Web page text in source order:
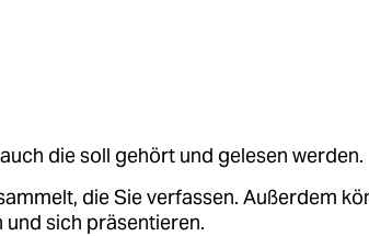
die soll gehört und gelesen werden.
die Sie verfassen. Außerdem
sich präsentieren.